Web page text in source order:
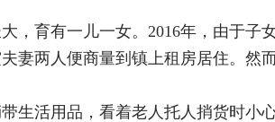
艰难跋涉的情景，她的内心就充满担
。
计数。在代购过程中，她总是全身心投
的物品时，摩托车一次无法拉完，她会
物资完整地送到乡亲们手中。